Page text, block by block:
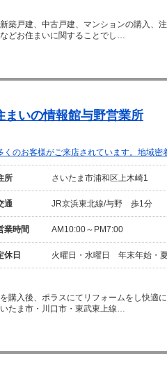
築戸建、中古戸建、マンションの購入、
どお住まいに関することでし…
まいの情報館与野営業所
くのお客様がご来店されています。地域密
所 さいたま市浦和区上木崎1
通 JR京浜東北線/与野 歩1分
業時間 AM10:00～PM7:00
休日 火曜日・水曜日 年末年始・
購入後、ポラスにてリフォームをし快適
たま市・川口市・東武東上線…